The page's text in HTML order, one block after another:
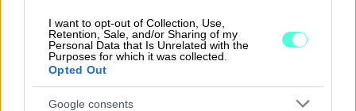
I want to opt-out of Collection, Use,
Retention, Sale, and/or Sharing of my
Personal Data that Is Unrelated with the
Purposes for which it was collected.
Opted Out
Google consents
tähän sen nimen.